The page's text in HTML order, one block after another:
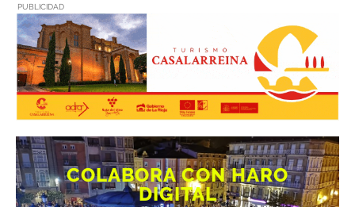
PUBLICIDAD
COLABORA CON HARO
DIGITAL